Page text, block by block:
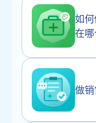
如
在哪
做